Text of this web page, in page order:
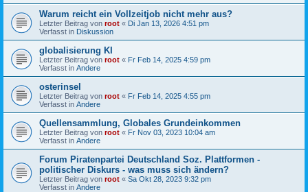
Warum reicht ein Vollzeitjob nicht mehr aus?
Letzter Beitrag von root « Di Jan 13, 2026 4:51 pm
Verfasst in Diskussion
globalisierung KI
Letzter Beitrag von root « Fr Feb 14, 2025 4:59 pm
Verfasst in Andere
osterinsel
Letzter Beitrag von root « Fr Feb 14, 2025 4:55 pm
Verfasst in Andere
Quellensammlung, Globales Grundeinkommen
Letzter Beitrag von root « Fr Nov 03, 2023 10:04 am
Verfasst in Andere
Forum Piratenpartei Deutschland Soz. Plattformen -
politischer Diskurs - was muss sich ändern?
Letzter Beitrag von root « Sa Okt 28, 2023 9:32 pm
Verfasst in Andere